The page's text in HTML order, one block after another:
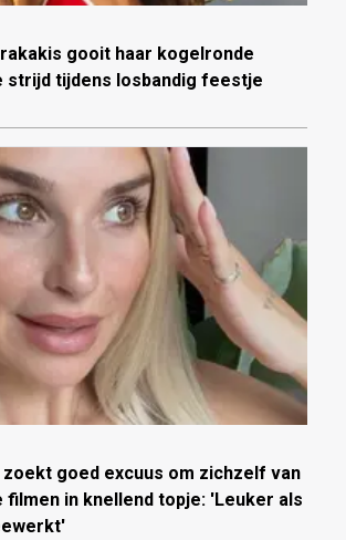
gooit haar kogelronde
strijd tijdens losbandig feestje
zoekt goed excuus om zichzelf van
filmen in knellend topje: 'Leuker als